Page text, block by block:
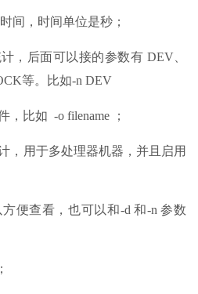
间，时间单位是秒；
，后面可以接的参数有 DEV、
等。比如-n DEV
，比如 -o filename ；
，用于多处理器机器，并且启用
便查看，也可以和-d 和-n 参数